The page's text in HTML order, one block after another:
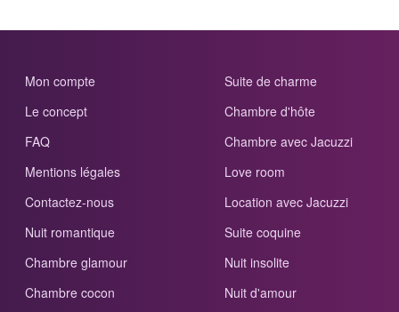
Mon compte
Le concept
FAQ
Mentions légales
Contactez-nous
Suite de charme
Chambre d'hôte
Chambre avec Jacuzzi
Love room
Location avec Jacuzzi
Nuit romantique
Chambre glamour
Chambre cocon
Suite coquine
Nuit insolite
Nuit d'amour